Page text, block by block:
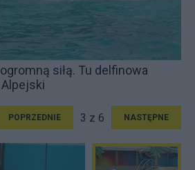
siłą. Tu delfinowa
POPRZEDNIE 3 z 6 NASTĘPNE